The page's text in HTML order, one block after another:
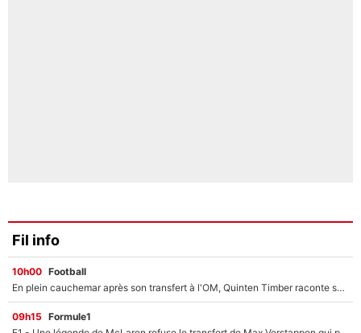
Fil info
10h00 Football
En plein cauchemar après son transfert à l'OM, Quinten Timber raconte ses doutes après sa signature à Marseille
09h15 Formule1